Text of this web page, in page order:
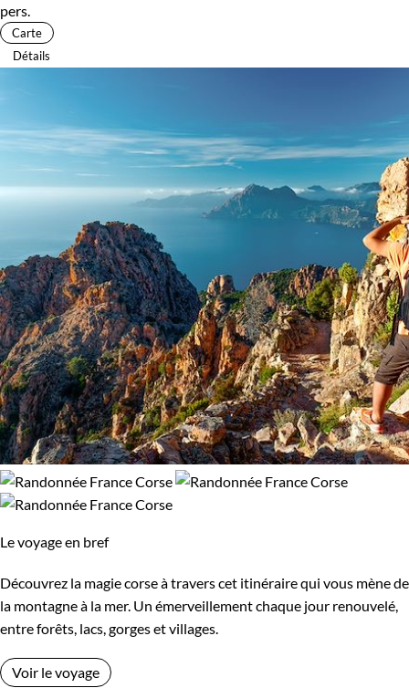
pers.
Carte
Détails
Le voyage en bref
Découvrez la magie corse à travers cet itinéraire qui vous mène de
la montagne à la mer. Un émerveillement chaque jour renouvelé,
entre forêts, lacs, gorges et villages.
Voir le voyage